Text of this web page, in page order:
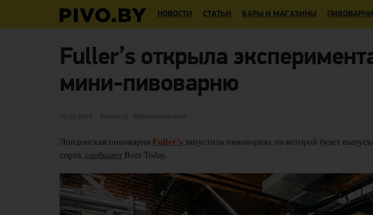
НОВОСТИ СТАТЬИ БАРЫ И МАГАЗИНЫ
Fuller’s открыла
мини-пивоварню
Опубликовано
19.09.2018 категории
новости Метки
Великобритания
Лондонская пивоварня Fuller’s запустила пивоварню, на которой будет
сорта, сообщает Beer Today.